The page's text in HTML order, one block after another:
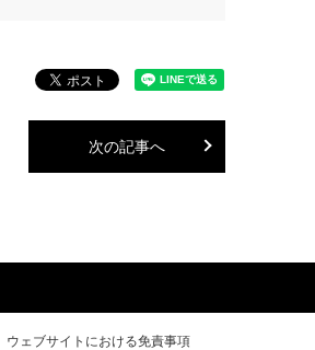
次の記事へ
ウェブサイトにおける免責事項